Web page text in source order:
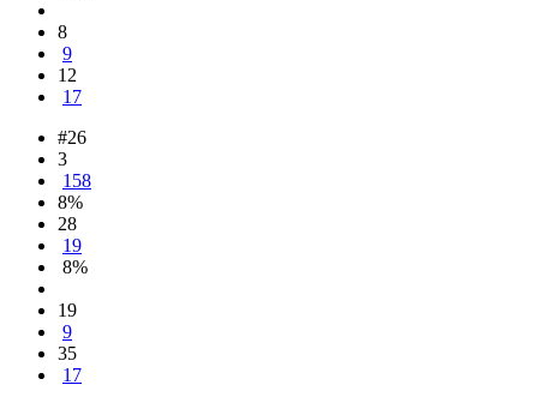
8
9
12
17
#26
3
158
8%
28
19
8%
19
9
35
17